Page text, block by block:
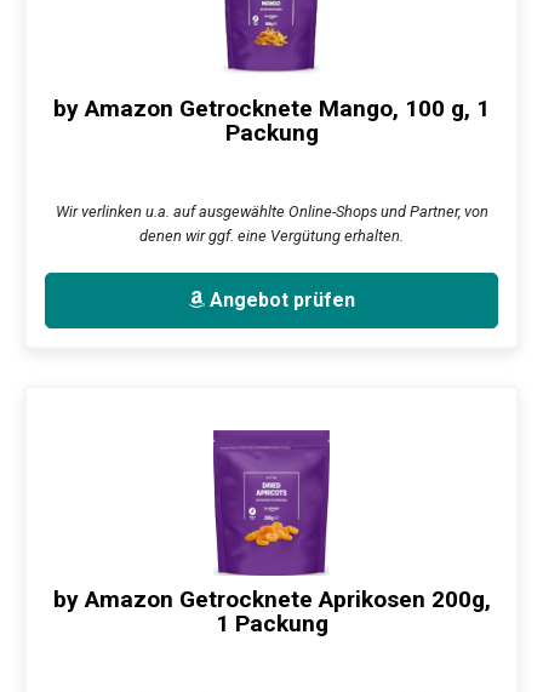
by Amazon Getrocknete Mango, 100 g, 1
Packung
Wir verlinken u.a. auf ausgewählte Online-Shops und Partner, von
denen wir ggf. eine Vergütung erhalten.
Angebot prüfen
by Amazon Getrocknete Aprikosen 200g,
1 Packung